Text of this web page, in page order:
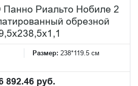
Панно Риальто Нобиле 2
обрезной
Размер: 238*119.5 см
892.46 руб.